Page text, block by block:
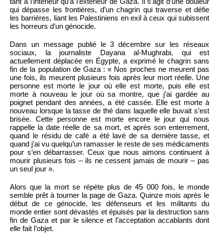
qui dépasse les frontières, d’un chagrin qui traverse et défie
les barrières, liant les Palestiniens en exil à ceux qui subissent
les horreurs d’un génocide.
Dans un message publié le 3 décembre sur les réseaux
sociaux, la journaliste Dayana al-Mughrabi, qui est
actuellement déplacée en Égypte, a exprimé le chagrin sans
fin de la population de Gaza : « Nos proches ne meurent pas
une fois, ils meurent plusieurs fois après leur mort réelle. Une
personne est morte le jour où elle est morte, puis elle est
morte à nouveau le jour où sa montre, que j’ai gardée au
poignet pendant des années, a été cassée. Elle est morte à
nouveau lorsque la tasse de thé dans laquelle elle buvait s’est
brisée. Cette personne est morte encore le jour qui nous
rappelle la date réelle de sa mort, et après son enterrement,
quand le résidu de café a été lavé de sa dernière tasse, et
quand j’ai vu quelqu’un ramasser le reste de ses médicaments
pour s’en débarrasser. Ceux que nous aimons continuent à
mourir plusieurs fois – ils ne cessent jamais de mourir – pas
un seul jour ».
Alors que la mort se répète plus de 45 000 fois, le monde
semble prêt à tourner la page de Gaza. Quinze mois après le
début de ce génocide, les défenseurs et les militants du
monde entier sont dévastés et épuisés par la destruction sans
fin de Gaza et par le silence et l’acceptation accablants dont
elle fait l’objet.